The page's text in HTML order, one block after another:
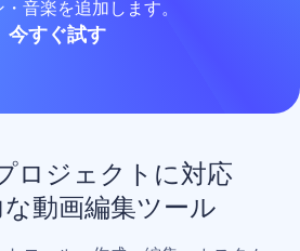
音楽を追加します。
今すぐ試す
ロジェクトに対応
動画編集ツール